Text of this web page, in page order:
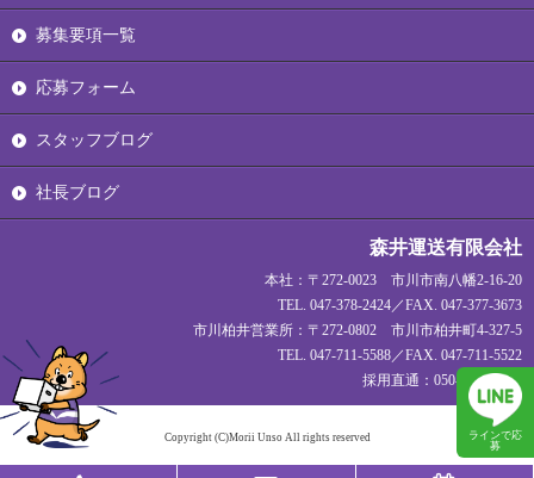
募集要項一覧
応募フォーム
スタッフブログ
社長ブログ
森井運送有限会社
本社：〒272-0023 市川市南八幡2-16-20
TEL. 047-378-2424／FAX. 047-377-3673
市川柏井営業所：〒272-0802 市川市柏井町4-327-5
TEL. 047-711-5588／FAX. 047-711-5522
採用直通：050-1720-1927
Copyright (C)Morii Unso All rights reserved
ラインで応
募